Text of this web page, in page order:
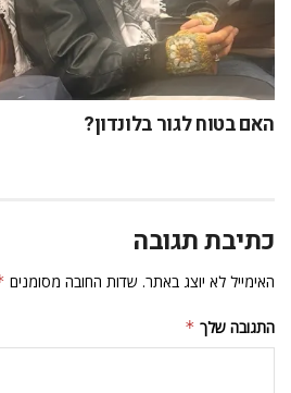
האם בטוח לגור בלונדון?
כתיבת תגובה
האימייל לא יוצג באתר. שדות החובה מסומנים
התגובה שלך *